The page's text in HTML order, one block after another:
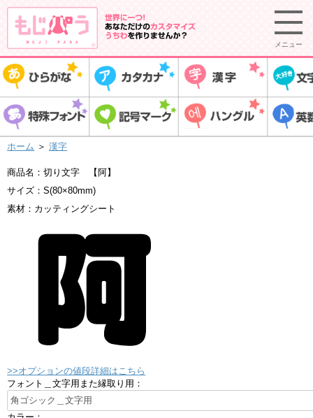
メニュー
ホーム ＞ 漢字
商品名：切り文字 【阿】
サイズ：S(80×80mm)
素材：カッティングシート
>>オプションの値段詳細はこちら
フォント＿文字用また縁取り用：